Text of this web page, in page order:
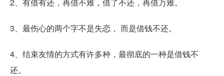
3、最伤心的两个字不是失恋， 而是借钱不还。
4、结束友情的方式有许多种，最彻底的一种是借钱不
还。